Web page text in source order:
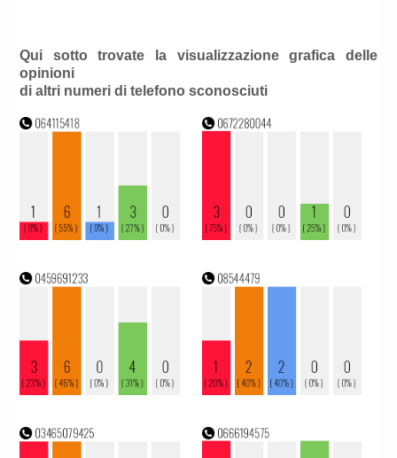
Qui sotto trovate la visualizzazione grafica delle
opinioni
di altri numeri di telefono sconosciuti